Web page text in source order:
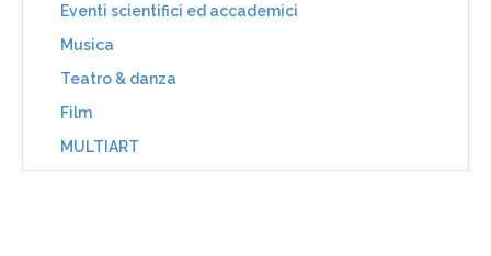
Eventi scientifici ed accademici
Musica
Teatro & danza
Film
MULTIART